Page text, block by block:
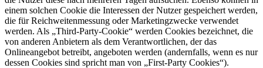
einem solchen Cookie die Interessen der Nutzer gespeichert werden,
die für Reichweitenmessung oder Marketingzwecke verwendet
werden. Als „Third-Party-Cookie“ werden Cookies bezeichnet, die
von anderen Anbietern als dem Verantwortlichen, der das
Onlineangebot betreibt, angeboten werden (andernfalls, wenn es nur
dessen Cookies sind spricht man von „First-Party Cookies“).